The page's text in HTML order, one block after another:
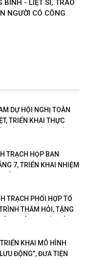
BINH - LIỆT SĨ, TRAO
NGƯỜI CÓ CÔNG
DỰ HỘI NGHỊ TOÀN
TRIỂN KHAI THỰC
HỘI NGHỊ LẦN THỨ BA
TRẠCH HỌP BAN
7, TRIỂN KHAI NHIỆM
8
TRẠCH PHỐI HỢP TỔ
THĂM HỎI, TẶNG
NHÂN NGƯỜI CÓ
KHAI MÔ HÌNH
ĐỘNG”, ĐƯA TIỆN